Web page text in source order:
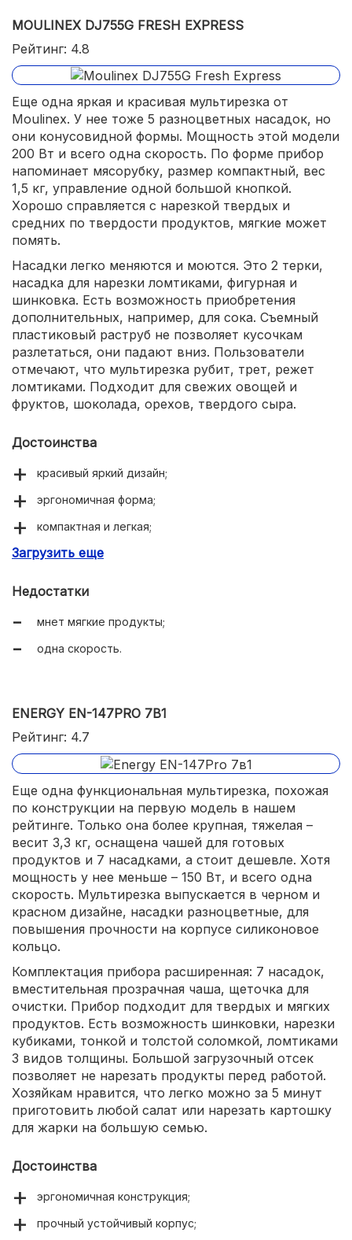
легко разбирать и мыть.
MOULINEX DJ755G FRESH EXPRESS
Рейтинг: 4.8
Еще одна яркая и красивая мультирезка от
Moulinex. У нее тоже 5 разноцветных насадок, но
они конусовидной формы. Мощность этой модели
200 Вт и всего одна скорость. По форме прибор
напоминает мясорубку, размер компактный, вес
1,5 кг, управление одной большой кнопкой.
Хорошо справляется с нарезкой твердых и
средних по твердости продуктов, мягкие может
помять.
Насадки легко меняются и моются. Это 2 терки,
насадка для нарезки ломтиками, фигурная и
шинковка. Есть возможность приобретения
дополнительных, например, для сока. Съемный
пластиковый раструб не позволяет кусочкам
разлетаться, они падают вниз. Пользователи
отмечают, что мультирезка рубит, трет, режет
ломтиками. Подходит для свежих овощей и
фруктов, шоколада, орехов, твердого сыра.
Достоинства
красивый яркий дизайн;
эргономичная форма;
компактная и легкая;
устойчивая, не скользит по столу;
есть отсек для хранения шнура.
Загрузить еще
Недостатки
мнет мягкие продукты;
одна скорость.
ENERGY EN-147PRO 7В1
Рейтинг: 4.7
Еще одна функциональная мультирезка, похожая
по конструкции на первую модель в нашем
рейтинге. Только она более крупная, тяжелая –
весит 3,3 кг, оснащена чашей для готовых
продуктов и 7 насадками, а стоит дешевле. Хотя
мощность у нее меньше – 150 Вт, и всего одна
скорость. Мультирезка выпускается в черном и
красном дизайне, насадки разноцветные, для
повышения прочности на корпусе силиконовое
кольцо.
Комплектация прибора расширенная: 7 насадок,
вместительная прозрачная чаша, щеточка для
очистки. Прибор подходит для твердых и мягких
продуктов. Есть возможность шинковки, нарезки
кубиками, тонкой и толстой соломкой, ломтиками
3 видов толщины. Большой загрузочный отсек
позволяет не нарезать продукты перед работой.
Хозяйкам нравится, что легко можно за 5 минут
приготовить любой салат или нарезать картошку
для жарки на большую семью.
Достоинства
эргономичная конструкция;
прочный устойчивый корпус;